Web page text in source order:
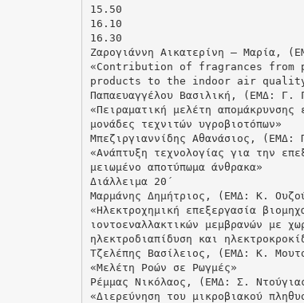
15.50
16.10
16.30
Ζαρογιάννη Αικατερίνη – Μαρία,
«Contribution of fragrances from
products to the indoor air
Παπαευαγγέλου Βασιλική, (ΕΜΔ: Γ.
«Πειραματική μελέτη
μονάδες τεχνιτών υγροβιοτόπων»
Μπεζιργιαννίδης Αθανάσιος, (ΕΜΔ:
«Ανάπτυξη τεχνολογίας για την
μειωμένο αποτύπωμα άνθρακα»
Διάλλειμα 20΄
Μαρμάνης Δημήτριος, (ΕΜΔ: Κ.
«Ηλεκτροχημική επεξεργασία
ιοντοεναλλακτικών μεμβρανών με
ηλεκτροδιαπίδυση και
Τζελέπης Βασίλειος, (ΕΜΔ: Κ.
«Μελέτη Ροών σε Ρωγμές»
Ρέμμας Νικόλαος, (ΕΜΔ: Σ.
«Διερεύνηση του μικροβιακού